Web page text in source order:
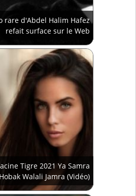
rare d'Abdel Halim Hafez
refait surface sur le Web
Tigre 2021 Ya Samra
Hobak Walali Jamra (Vidéo)